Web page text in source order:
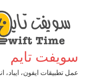
سويفت تايم
عمل تطبيقات ايفون، ايباد،